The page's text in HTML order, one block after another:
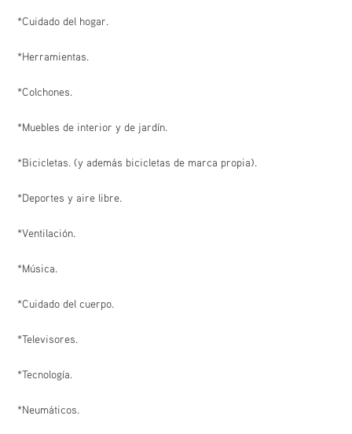
*Cuidado del hogar.
*Herramientas.
*Colchones.
*Muebles de interior y de jardín.
*Bicicletas. (y además bicicletas de marca propia).
*Deportes y aire libre.
*Ventilación.
*Música.
*Cuidado del cuerpo.
*Televisores.
*Tecnología.
*Neumáticos.